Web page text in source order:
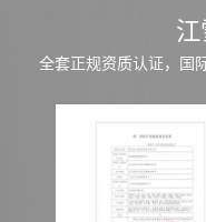
江
全套正规资质认证，国